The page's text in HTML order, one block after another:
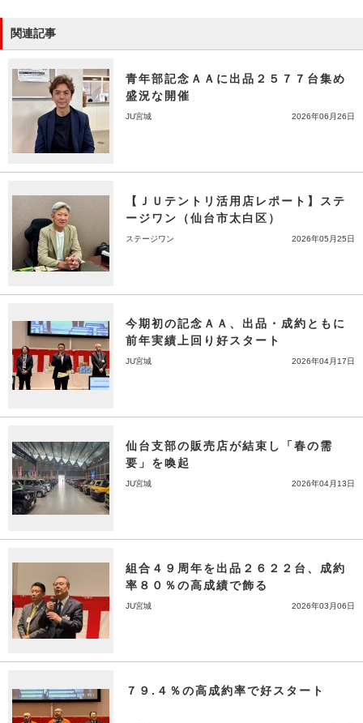
関連記事
青年部記念ＡＡに出品２５７７台集め
盛況な開催
JU宮城 2026年06月26日
【ＪＵテントリ活用店レポート】ステ
ージワン（仙台市太白区）
ステージワン 2026年05月25日
今期初の記念ＡＡ、出品・成約ともに
前年実績上回り好スタート
JU宮城 2026年04月17日
仙台支部の販売店が結束し「春の需
要」を喚起
JU宮城 2026年04月13日
組合４９周年を出品２６２２台、成約
率８０％の高成績で飾る
JU宮城 2026年03月06日
７９.４％の高成約率で好スタート